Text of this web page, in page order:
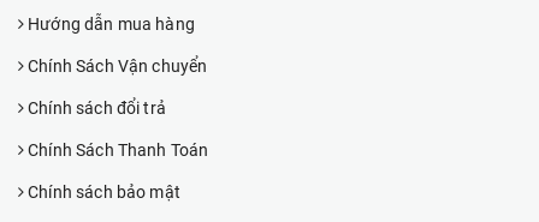
Hướng dẫn mua hàng
Chính Sách Vận chuyển
Chính sách đổi trả
Chính Sách Thanh Toán
Chính sách bảo mật